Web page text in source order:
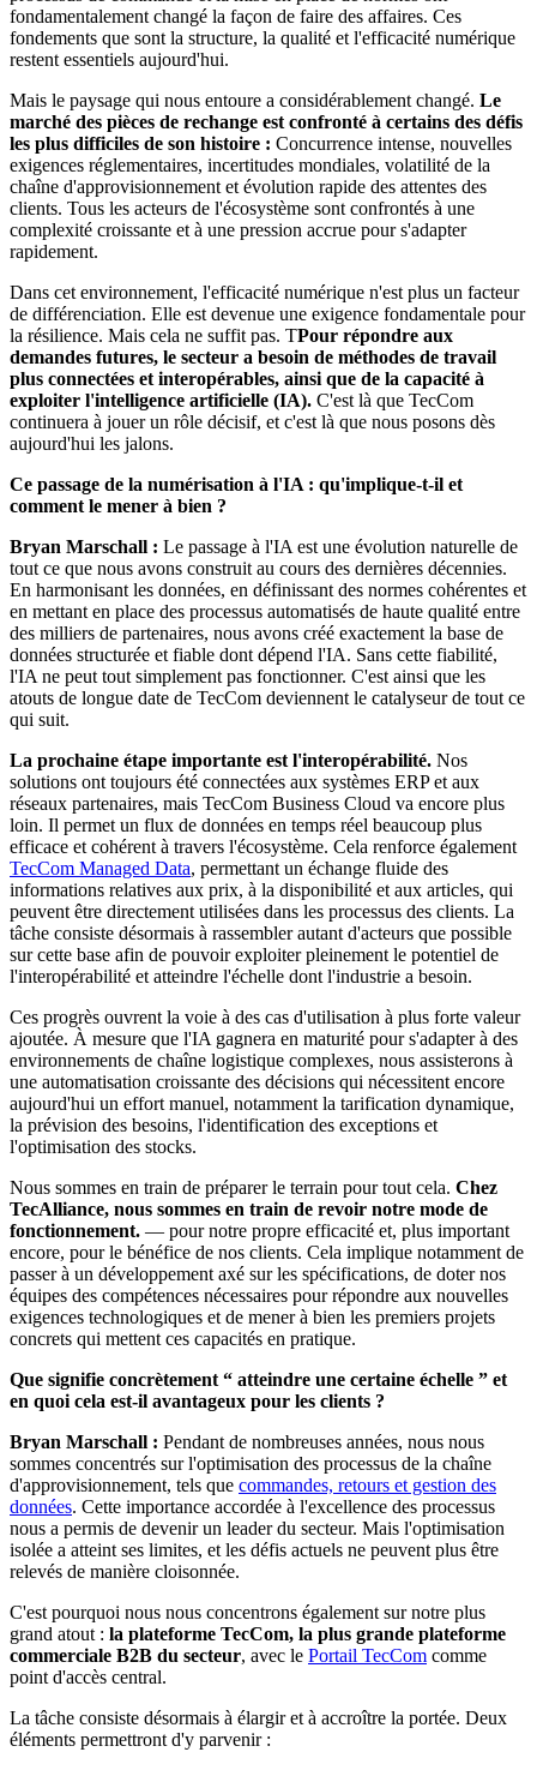
fondamentalement changé la façon de faire des affaires. Ces
fondements que sont la structure, la qualité et l'efficacité numérique
restent essentiels aujourd'hui.
Mais le paysage qui nous entoure a considérablement changé. Le
marché des pièces de rechange est confronté à certains des défis
les plus difficiles de son histoire : Concurrence intense, nouvelles
exigences réglementaires, incertitudes mondiales, volatilité de la
chaîne d'approvisionnement et évolution rapide des attentes des
clients. Tous les acteurs de l'écosystème sont confrontés à une
complexité croissante et à une pression accrue pour s'adapter
rapidement.
Dans cet environnement, l'efficacité numérique n'est plus un facteur
de différenciation. Elle est devenue une exigence fondamentale pour
la résilience. Mais cela ne suffit pas. TPour répondre aux
demandes futures, le secteur a besoin de méthodes de travail
plus connectées et interopérables, ainsi que de la capacité à
exploiter l'intelligence artificielle (IA). C'est là que TecCom
continuera à jouer un rôle décisif, et c'est là que nous posons dès
aujourd'hui les jalons.
Ce passage de la numérisation à l'IA : qu'implique-t-il et
comment le mener à bien ?
Bryan Marschall : Le passage à l'IA est une évolution naturelle de
tout ce que nous avons construit au cours des dernières décennies.
En harmonisant les données, en définissant des normes cohérentes et
en mettant en place des processus automatisés de haute qualité entre
des milliers de partenaires, nous avons créé exactement la base de
données structurée et fiable dont dépend l'IA. Sans cette fiabilité,
l'IA ne peut tout simplement pas fonctionner. C'est ainsi que les
atouts de longue date de TecCom deviennent le catalyseur de tout ce
qui suit.
La prochaine étape importante est l'interopérabilité. Nos
solutions ont toujours été connectées aux systèmes ERP et aux
réseaux partenaires, mais TecCom Business Cloud va encore plus
loin. Il permet un flux de données en temps réel beaucoup plus
efficace et cohérent à travers l'écosystème. Cela renforce également
TecCom Managed Data, permettant un échange fluide des
informations relatives aux prix, à la disponibilité et aux articles, qui
peuvent être directement utilisées dans les processus des clients. La
tâche consiste désormais à rassembler autant d'acteurs que possible
sur cette base afin de pouvoir exploiter pleinement le potentiel de
l'interopérabilité et atteindre l'échelle dont l'industrie a besoin.
Ces progrès ouvrent la voie à des cas d'utilisation à plus forte valeur
ajoutée. À mesure que l'IA gagnera en maturité pour s'adapter à des
environnements de chaîne logistique complexes, nous assisterons à
une automatisation croissante des décisions qui nécessitent encore
aujourd'hui un effort manuel, notamment la tarification dynamique,
la prévision des besoins, l'identification des exceptions et
l'optimisation des stocks.
Nous sommes en train de préparer le terrain pour tout cela. Chez
TecAlliance, nous sommes en train de revoir notre mode de
fonctionnement. — pour notre propre efficacité et, plus important
encore, pour le bénéfice de nos clients. Cela implique notamment de
passer à un développement axé sur les spécifications, de doter nos
équipes des compétences nécessaires pour répondre aux nouvelles
exigences technologiques et de mener à bien les premiers projets
concrets qui mettent ces capacités en pratique.
Que signifie concrètement “ atteindre une certaine échelle ” et
en quoi cela est-il avantageux pour les clients ?
Bryan Marschall : Pendant de nombreuses années, nous nous
sommes concentrés sur l'optimisation des processus de la chaîne
d'approvisionnement, tels que commandes, retours et gestion des
données. Cette importance accordée à l'excellence des processus
nous a permis de devenir un leader du secteur. Mais l'optimisation
isolée a atteint ses limites, et les défis actuels ne peuvent plus être
relevés de manière cloisonnée.
C'est pourquoi nous nous concentrons également sur notre plus
grand atout : la plateforme TecCom, la plus grande plateforme
commerciale B2B du secteur, avec le Portail TecCom comme
point d'accès central.
La tâche consiste désormais à élargir et à accroître la portée. Deux
éléments permettront d'y parvenir :